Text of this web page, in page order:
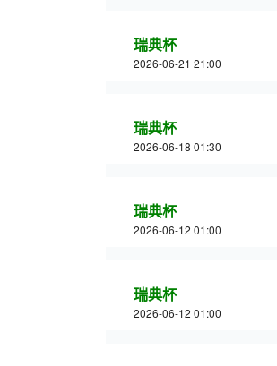
瑞典杯
2026-06-21 21:00
瑞典杯
2026-06-18 01:30
瑞典杯
2026-06-12 01:00
瑞典杯
2026-06-12 01:00